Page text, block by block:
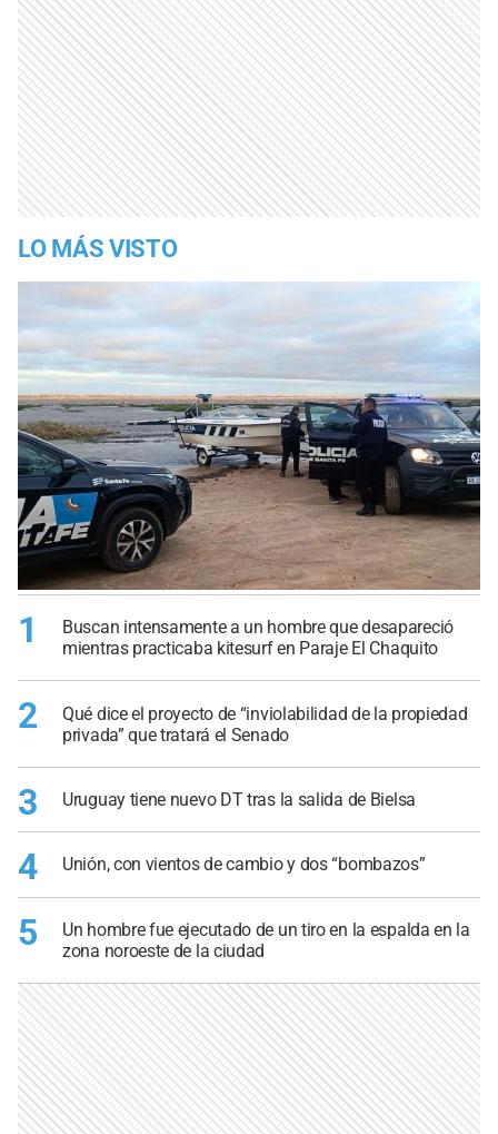
LO MÁS VISTO
1
Buscan intensamente a un hombre que desapareció
mientras practicaba kitesurf en Paraje El Chaquito
2
Qué dice el proyecto de “inviolabilidad de la propiedad
privada” que tratará el Senado
3 Uruguay tiene nuevo DT tras la salida de Bielsa
4 Unión, con vientos de cambio y dos “bombazos”
5
Un hombre fue ejecutado de un tiro en la espalda en la
zona noroeste de la ciudad